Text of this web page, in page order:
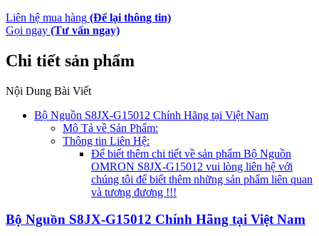
Liên hệ mua hàng (Để lại thông tin)
Gọi ngay (Tư vấn ngay)
Chi tiết sản phẩm
Nội Dung Bài Viết
Bộ Nguồn S8JX-G15012 Chính Hãng tại Việt Nam
Mô Tả về Sản Phẩm:
Thông tin Liên Hệ:
Để biết thêm chi tiết về sản phẩm Bộ Nguồn
OMRON S8JX-G15012 vui lòng liên hệ với
chúng tôi để biết thêm những sản phẩm liên quan
và tương đương !!!
Bộ Nguồn S8JX-G15012 Chính Hãng tại Việt Nam